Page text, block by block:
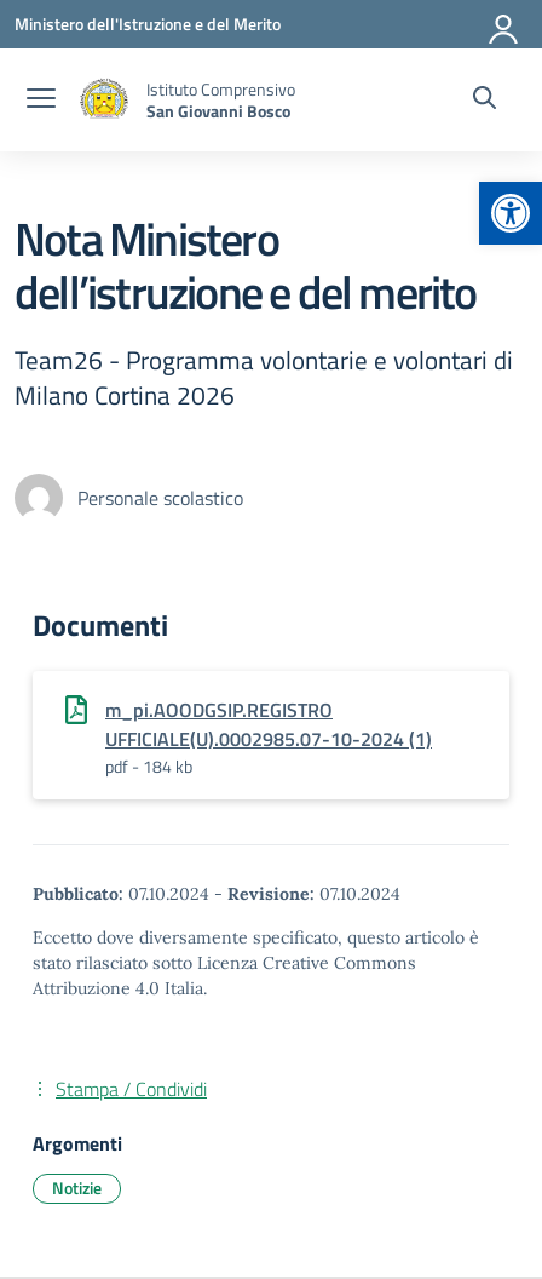
Vai ai contenuti
Vai al menu di navigazione
Vai al footer
Ministero dell'Istruzione e del Merito
Istituto Comprensivo
San Giovanni Bosco
Nota Ministero
dell’istruzione e del merito
Team26 - Programma volontarie e volontari di
Milano Cortina 2026
Personale scolastico
Documenti
m_pi.AOODGSIP.REGISTRO
UFFICIALE(U).0002985.07-10-2024 (1)
pdf - 184 kb
Pubblicato: 07.10.2024 - Revisione: 07.10.2024
Eccetto dove diversamente specificato, questo articolo è
stato rilasciato sotto Licenza Creative Commons
Attribuzione 4.0 Italia.
Stampa / Condividi
Argomenti
Notizie